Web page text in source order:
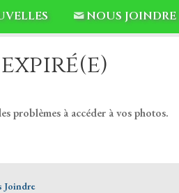
NOUS JOINDRE
problèmes à accéder à vos photos.
Joindre